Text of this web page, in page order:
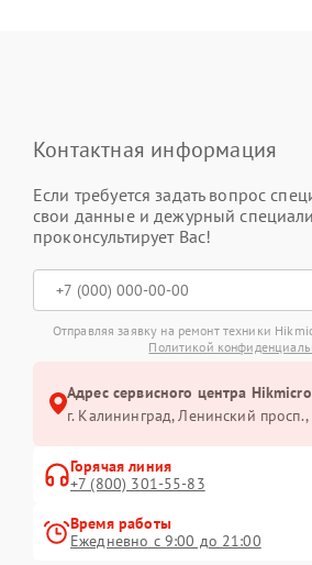
Контактная информация
Если требуется задать вопрос
свои данные и дежурный
проконсультирует Вас!
Отправляя заявку на ремонт техники
Политикой
Адрес сервисного центра
г. Калининград, Ленинский просп.,
Горячая линия
+7 (800) 301-55-83
Время работы
Ежедневно с 9:00 до 21:00